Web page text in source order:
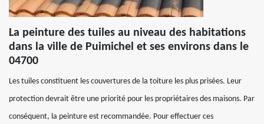
La peinture des tuiles au niveau des habitations
dans la ville de Puimichel et ses environs dans le
04700
Les tuiles constituent les couvertures de la toiture les plus prisées. Leur
protection devrait être une priorité pour les propriétaires des maisons. Par
conséquent, la peinture est recommandée. Pour effectuer ces